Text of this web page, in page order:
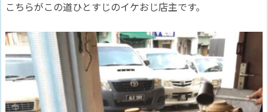
こちらがこの道ひとすじのイケおじ店主です。